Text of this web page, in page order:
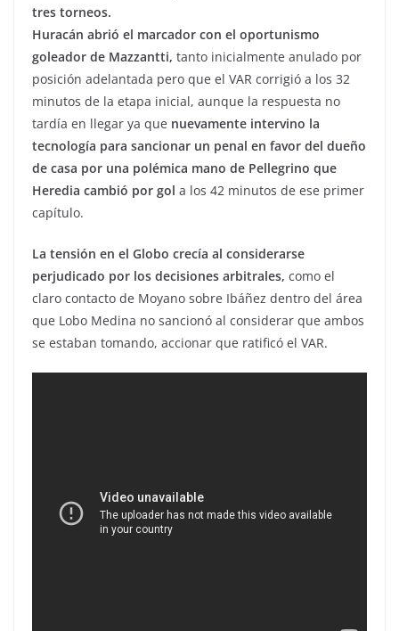
tres torneos.
Huracán abrió el marcador con el oportunismo
goleador de Mazzantti, tanto inicialmente anulado por
posición adelantada pero que el VAR corrigió a los 32
minutos de la etapa inicial, aunque la respuesta no
tardía en llegar ya que nuevamente intervino la
tecnología para sancionar un penal en favor del dueño
de casa por una polémica mano de Pellegrino que
Heredia cambió por gol a los 42 minutos de ese primer
capítulo.
La tensión en el Globo crecía al considerarse
perjudicado por los decisiones arbitrales, como el
claro contacto de Moyano sobre Ibáñez dentro del área
que Lobo Medina no sancionó al considerar que ambos
se estaban tomando, accionar que ratificó el VAR.